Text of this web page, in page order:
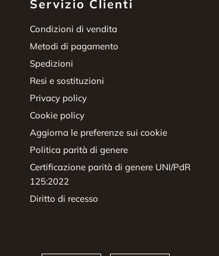
Servizio Clienti
Condizioni di vendita
Metodi di pagamento
Spedizioni
Resi e sostituzioni
Privacy policy
Cookie policy
Aggiorna le preferenze sui cookie
Politica parità di genere
Certificazione parità di genere UNI/PdR
125:2022
Diritto di recesso